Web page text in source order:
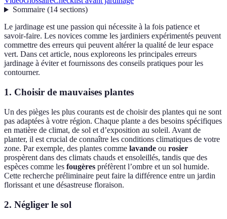
Sommaire(14 sections)
Le jardinage est une passion qui nécessite à la fois patience et
savoir-faire. Les novices comme les jardiniers expérimentés peuvent
commettre des erreurs qui peuvent altérer la qualité de leur espace
vert. Dans cet article, nous exploreons les principales erreurs
jardinage à éviter et fournissons des conseils pratiques pour les
contourner.
1. Choisir de mauvaises plantes
Un des pièges les plus courants est de choisir des plantes qui ne sont
pas adaptées à votre région. Chaque plante a des besoins spécifiques
en matière de climat, de sol et d’exposition au soleil. Avant de
planter, il est crucial de connaître les conditions climatiques de votre
zone. Par exemple, des plantes comme lavande ou rosier
prospèrent dans des climats chauds et ensoleillés, tandis que des
espèces comme les fougères préfèrent l’ombre et un sol humide.
Cette recherche préliminaire peut faire la différence entre un jardin
florissant et une désastreuse floraison.
2. Négliger le sol